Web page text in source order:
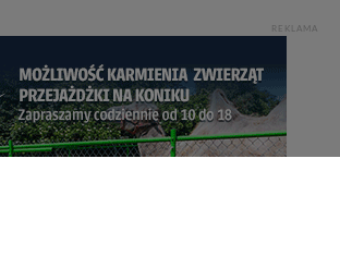
REKLAMA